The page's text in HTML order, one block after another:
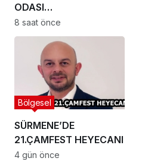
ODASI
BAŞKANLIĞINDAN
FINDIK ÜRETİCİLERİNE
AĞUSTOS AYI İÇİN
UYARI!
8 saat önce
SÜRMENE’DE
21.ÇAMFEST HEYECANI
Bölgesel
4 gün önce